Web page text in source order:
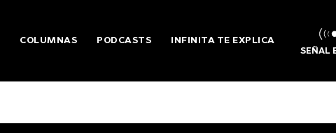
COLUMNAS PODCASTS INFINITA TE EXPLICA
SEÑAL